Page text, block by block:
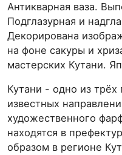
Антикварная ваза.
Подглазурная и
Декорирована
на фоне сакуры и
мастерских Кутани.
Кутани - одно из трёх
известных
художественного
находятся в
образом в регионе